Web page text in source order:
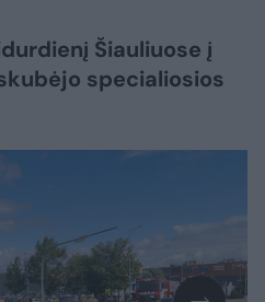
Šiauliuose į
specialiosios